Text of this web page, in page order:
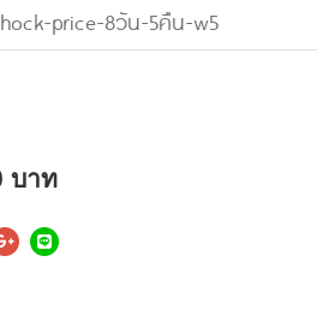
price-8วัน-5คืน-w5
บาท